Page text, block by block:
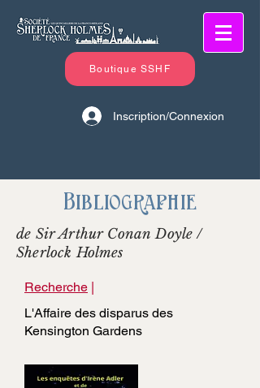
Boutique SSHF
Inscription/Connexion
Bibliographie
de Sir Arthur Conan Doyle /
Sherlock Holmes
Recherche |
L'Affaire des disparus des
Kensington Gardens